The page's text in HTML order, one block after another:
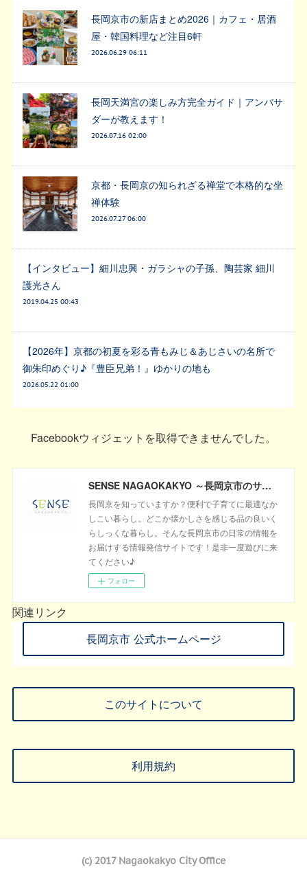
長岡京市の新店まとめ2026｜カフェ・居酒
屋・韓国料理など注目6軒
2026.06.29 06:11
長岡天満宮の楽しみ方完全ガイド｜アンバサ
ダーが教えます！
2026.07.16 02:00
京都・長岡京の知られざる禅堂で本格的な坐
禅体験
2026.07.27 06:00
【インタビュー】細川忠興・ガラシャの子孫、陶芸家 細川
護光さん
2019.04.25 00:43
【2026年】京都の初夏を彩る青もみじ＆あじさいの名所で
御朱印めぐり♪『豊臣兄弟！』ゆかりの地も
2026.05.22 01:00
Facebookウィジェットを取得できませんでした。
SENSE NAGAOKAKYO ～長岡京市のサブサイト～
長岡京を知っていますか？便利で子育てに最適なか
しこい暮らし。どこか懐かしさを感じる品の良いく
らしっくな暮らし。そんな長岡京市の日常の情報を
お届けする情報発信サイトです！是非一度遊びに来
てください♪
フォロー
関連リンク
長岡京市 公式ホームページ
このサイトについて
利用規約
(c) 2017 Nagaokakyo City Office